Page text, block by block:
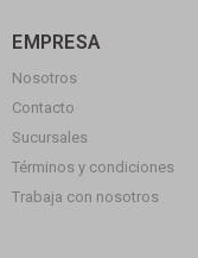
EMPRESA
Nosotros
Contacto
Sucursales
Términos y condiciones
Trabaja con nosotros